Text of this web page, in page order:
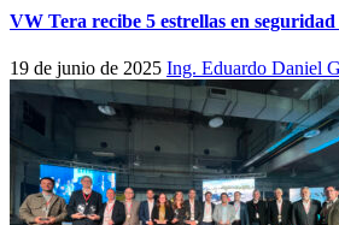
VW Tera recibe 5 estrellas en
19 de junio de 2025 Ing. Eduardo Daniel